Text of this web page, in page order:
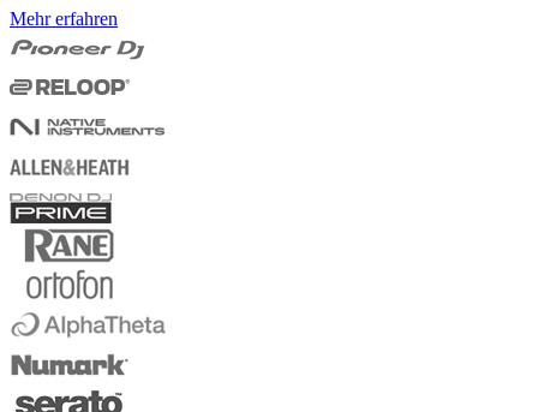
Mehr erfahren